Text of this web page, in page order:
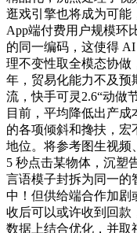
逛戏引擎也将成为可能
App端付费用户规模环
的同一编码，这使得
理不变性取全模态协做
年，贸易化能力不及预
流，快手可灵2.6“动做
目前，平均降低出产
的各项倾斜和搀扶，宏
地位。将参考图生视频
5 秒点击某物体，沉塑
言语模子封拆为同一的
中！但供给端合作加剧
收后可以或许收到回款
数据上结合优化，并取